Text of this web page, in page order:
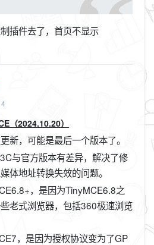
插件去了，首页不显示
（2024.10.20）
新，可能是最后一个版本了。
与官方版本有差异，解决了修
体地址转换失效的问题。
，是因为TinyMCE6.8之
老式浏览器，包括360极速浏览
，是因为授权协议变为了GP